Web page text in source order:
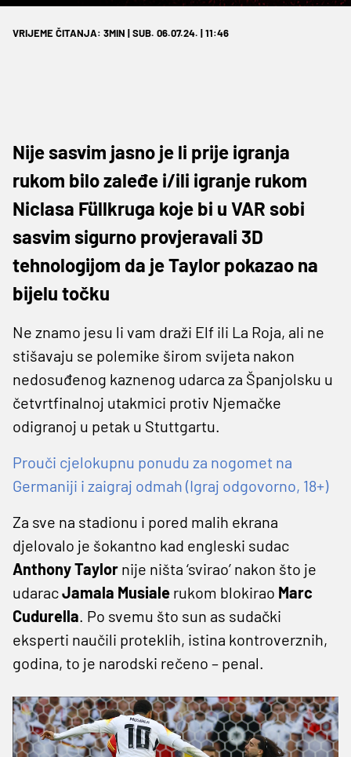
VRIJEME ČITANJA: 3MIN | SUB. 06.07.24. | 11:46
Nije sasvim jasno je li prije igranja
rukom bilo zaleđe i/ili igranje rukom
Niclasa Füllkruga koje bi u VAR sobi
sasvim sigurno provjeravali 3D
tehnologijom da je Taylor pokazao na
bijelu točku
Ne znamo jesu li vam draži Elf ili La Roja, ali ne
stišavaju se polemike širom svijeta nakon
nedosuđenog kaznenog udarca za Španjolsku u
četvrtfinalnoj utakmici protiv Njemačke
odigranoj u petak u Stuttgartu.
Prouči cjelokupnu ponudu za nogomet na
Germaniji i zaigraj odmah (Igraj odgovorno, 18+)
Za sve na stadionu i pored malih ekrana
djelovalo je šokantno kad engleski sudac
Anthony Taylor nije ništa ‘svirao’ nakon što je
udaracJamala Musiale rukom blokirao Marc
Cudurella. Po svemu što sun as sudački
eksperti naučili proteklih, istina kontroverznih,
godina, to je narodski rečeno – penal.